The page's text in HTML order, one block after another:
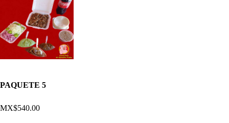
PAQUETE 5
MX$540.00